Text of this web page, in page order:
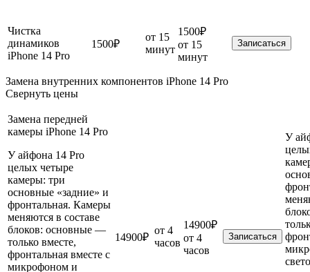
Чистка
динамиков
iPhone 14 Pro
1500₽
от 15
минут
1500₽
от 15
минут
Записаться
Замена внутренних компонентов iPhone 14 Pro
Свернуть цены
Замена передней
камеры iPhone 14 Pro
У айфона 14 Pro
целых четыре
камеры: три
основные «задние» и
фронтальная. Камеры
меняются в составе
блоков: основные —
только вместе,
фронтальная вместе с
микрофоном и
14900₽
от 4
часов
14900₽
от 4
часов
Записаться
У